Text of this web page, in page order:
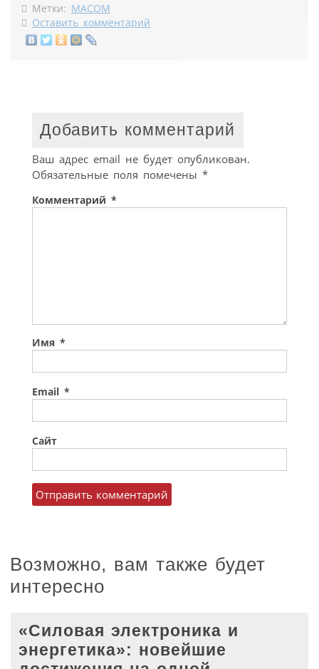
Метки: MACOM
Оставить комментарий
Добавить комментарий
Ваш адрес email не будет опубликован.
Обязательные поля помечены *
Комментарий *
Имя *
Email *
Сайт
Возможно, вам также будет
интересно
«Силовая электроника и
энергетика»: новейшие